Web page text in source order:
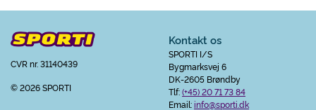
CVR nr. 31140439
© 2026 SPORTI
Kontakt os
SPORTI I/S
Bygmarksvej 6
DK-2605 Brøndby
Tlf:(+45) 20 71 73 84
Email:info@sporti.dk